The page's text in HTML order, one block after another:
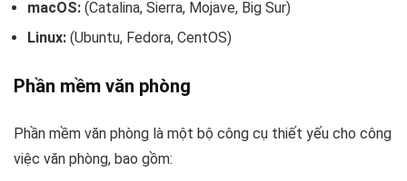
macOS: (Catalina, Sierra, Mojave, Big Sur)
Linux: (Ubuntu, Fedora, CentOS)
Phần mềm văn phòng
Phần mềm văn phòng là một bộ công cụ thiết yếu cho công
việc văn phòng, bao gồm: